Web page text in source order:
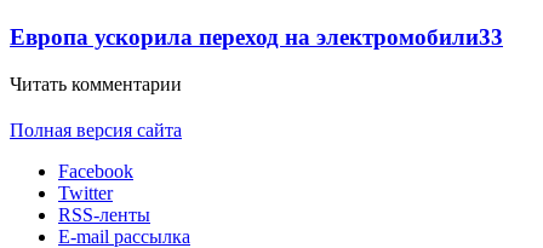
Европа ускорила переход на электромобили33
Читать комментарии
Полная версия сайта
Facebook
Twitter
RSS-ленты
E-mail рассылка